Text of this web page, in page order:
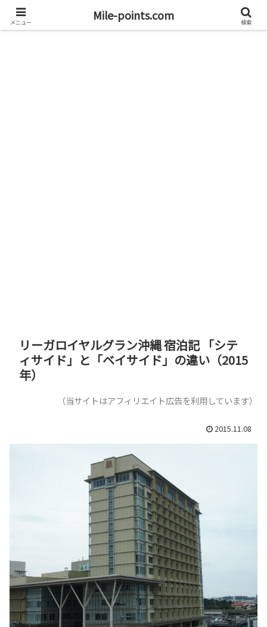
資産1億円を目指すブログと旅
リーガロイヤルグラン沖縄 宿泊記 「シテ
ィサイド」と「ベイサイド」の違い（2015
年）
（当サイトはアフィリエイト広告を利用しています）
2015.11.08
メニュー Mile-points.com 検索